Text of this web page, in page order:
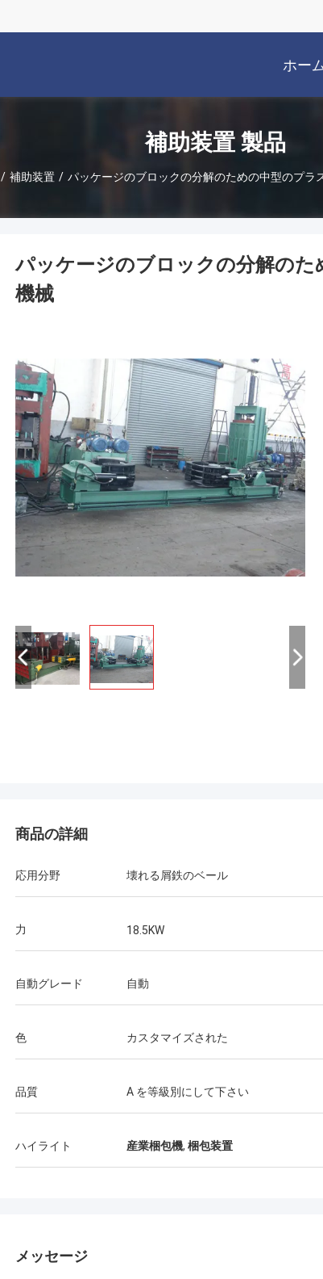
ホー
補助装置 製品
/ 補助装置 / パッケージのブロックの分解のための中型のプラ
Manu
梱包機機械は非常によく働く。
パッケージのブロックの分解の
機械
商品の詳細
応用分野 壊れる屑鉄のベール
力 18.5KW
自動グレード 自動
色 カスタマイズされた
品質 A を等級別にして下さい
ハイライト 産業梱包機, 梱包装置
メッセージ